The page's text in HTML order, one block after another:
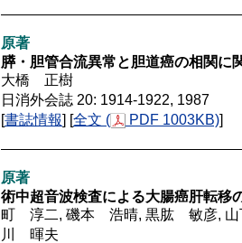
原著
膵・胆管合流異常と胆道癌の相関に
大橋 正樹
日消外会誌 20: 1914-1922, 1987
[書誌情報] [全文 ( PDF 1003KB)]
原著
術中超音波検査による大腸癌肝転移
町 淳二, 磯本 浩晴, 黒肱 敏彦,
川 暉夫